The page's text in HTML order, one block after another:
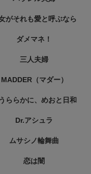
がそれも愛と呼ぶなら
ダメマネ！
三人夫婦
MADDER（マダー）
ららかに、めおと日和
Dr.アシュラ
ムサシノ輪舞曲
恋は闇